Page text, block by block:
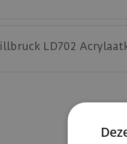
illbruck LD702